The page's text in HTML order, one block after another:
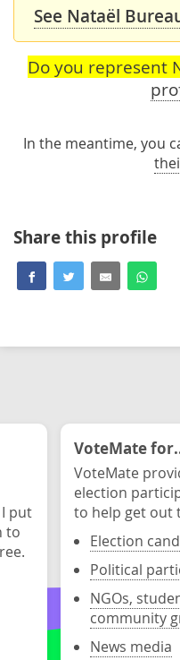
See Nataël
Do you represent
In the meantime, you
Share this profile
put
to
VoteMate
VoteMate
election
to help get out
Election
Political
NGOs,
community
News media